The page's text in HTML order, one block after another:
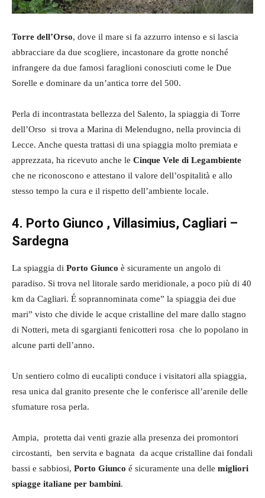
Torre dell’Orso, dove il mare si fa azzurro intenso e si lascia
abbracciare da due scogliere, incastonare da grotte nonché
infrangere da due famosi faraglioni conosciuti come le Due
Sorelle e dominare da un’antica torre del 500.
Perla di incontrastata bellezza del Salento, la spiaggia di Torre
dell’Orso si trova a Marina di Melendugno, nella provincia di
Lecce. Anche questa trattasi di una spiaggia molto premiata e
apprezzata, ha ricevuto anche le Cinque Vele di Legambiente
che ne riconoscono e attestano il valore dell’ospitalità e allo
stesso tempo la cura e il rispetto dell’ambiente locale.
4. Porto Giunco , Villasimius, Cagliari –
Sardegna
La spiaggia di Porto Giunco è sicuramente un angolo di
paradiso. Si trova nel litorale sardo meridionale, a poco più di 40
km da Cagliari. É soprannominata come” la spiaggia dei due
mari” visto che divide le acque cristalline del mare dallo stagno
di Notteri, meta di sgargianti fenicotteri rosa che lo popolano in
alcune parti dell’anno.
Un sentiero colmo di eucalipti conduce i visitatori alla spiaggia,
resa unica dal granito presente che le conferisce all’arenile delle
sfumature rosa perla.
Ampia, protetta dai venti grazie alla presenza dei promontori
circostanti, ben servita e bagnata da acque cristalline dai fondali
bassi e sabbiosi, Porto Giunco é sicuramente una delle migliori
spiagge italiane per bambini.